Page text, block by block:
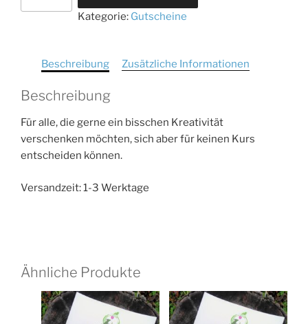
Menge
Kategorie: Gutscheine
Beschreibung Zusätzliche Informationen
Beschreibung
Für alle, die gerne ein bisschen Kreativität
verschenken möchten, sich aber für keinen Kurs
entscheiden können.
Versandzeit: 1-3 Werktage
Ähnliche Produkte